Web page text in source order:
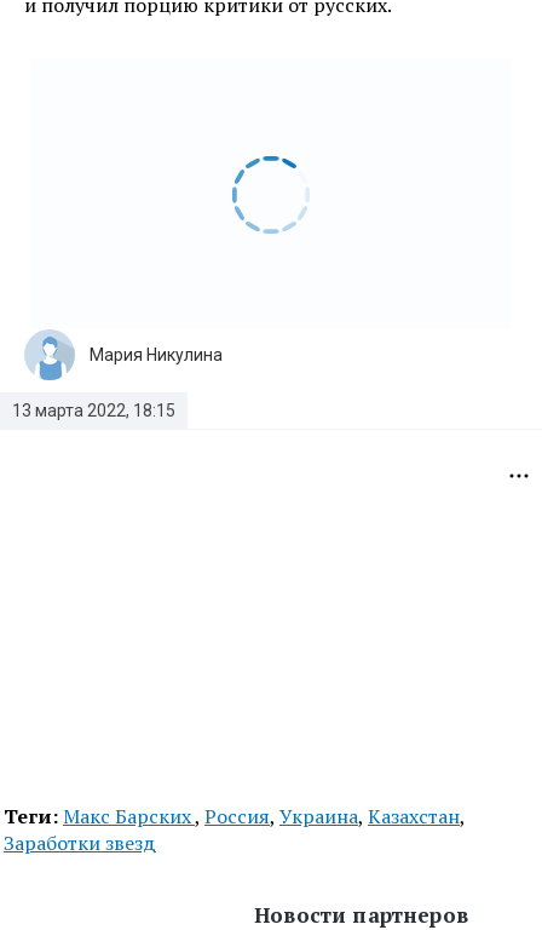
13 марта 2022, 18:15
Мария Никулина
Теги:Макс Барских, Россия, Украина, Казахстан,
Заработки звезд
Новости партнеров